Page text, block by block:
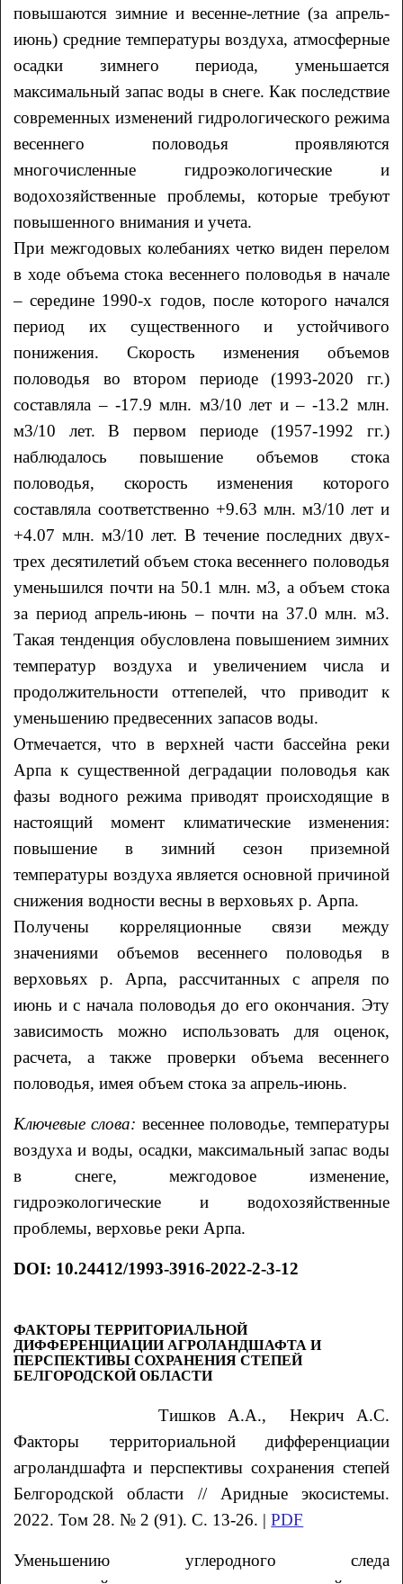
повышаются зимние и весенне-летние (за апрель-
июнь) средние температуры воздуха, атмосферные
осадки зимнего периода, уменьшается
максимальный запас воды в снеге. Как последствие
современных изменений гидрологического режима
весеннего половодья проявляются
многочисленные гидроэкологические и
водохозяйственные проблемы, которые требуют
повышенного внимания и учета.
При межгодовых колебаниях четко виден перелом
в ходе объема стока весеннего половодья в начале
– середине 1990-х годов, после которого начался
период их существенного и устойчивого
понижения. Скорость изменения объемов
половодья во втором периоде (1993-2020 гг.)
составляла – -17.9 млн. м3/10 лет и – -13.2 млн.
м3/10 лет. В первом периоде (1957-1992 гг.)
наблюдалось повышение объемов стока
половодья, скорость изменения которого
составляла соответственно +9.63 млн. м3/10 лет и
+4.07 млн. м3/10 лет. В течение последних двух-
трех десятилетий объем стока весеннего половодья
уменьшился почти на 50.1 млн. м3, a объем стока
за период апрель-июнь – почти на 37.0 млн. м3.
Такая тенденция обусловлена повышением зимних
температур воздуха и увеличением числа и
продолжительности оттепелей, что приводит к
уменьшению предвесенних запасов воды.
Отмечается, что в верхней части бассейна реки
Арпа к существенной деградации половодья как
фазы водного режима приводят происходящие в
настоящий момент климатические изменения:
повышение в зимний сезон приземной
температуры воздуха является основной причиной
снижения водности весны в верховьях р. Арпа.
Получены корреляционные связи между
значениями объемов весеннего половодья в
верховьях р. Арпа, рассчитанных с апреля по
июнь и с начала половодья до его окончания. Эту
зависимость можно использовать для оценок,
расчета, а также проверки объема весеннего
половодья, имея объем стока за апрель-июнь.
Ключевые слова: весеннее половодье, температуры
воздуха и воды, осадки, максимальный запас воды
в снеге, межгодовое изменение,
гидроэкологические и водохозяйственные
проблемы, верховье реки Арпа.
DOI: 10.24412/1993-3916-2022-2-3-12
ФАКТОРЫ ТЕРРИТОРИАЛЬНОЙ
ДИФФЕРЕНЦИАЦИИ АГРОЛАНДШАФТА И
ПЕРСПЕКТИВЫ СОХРАНЕНИЯ СТЕПЕЙ
БЕЛГОРОДСКОЙ ОБЛАСТИ
Тишков А.А., Некрич А.С.
Факторы территориальной дифференциации
агроландшафта и перспективы сохранения степей
Белгородской области // Аридные экосистемы.
2022. Том 28. № 2 (91). С. 13-26. |PDF
Уменьшению углеродного следа